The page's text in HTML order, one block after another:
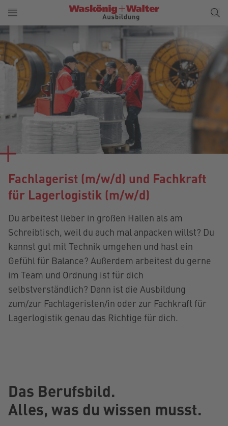
Fachlagerist (m/w/d) und Fachkraft
für Lagerlogistik (m/w/d)
Du arbeitest lieber in großen Hallen als am
Schreibtisch, weil du auch mal anpacken willst? Du
kannst gut mit Technik umgehen und hast ein
Gefühl für Balance? Außerdem arbeitest du gerne
im Team und Ordnung ist für dich
selbstverständlich? Dann ist die Ausbildung
zum/zur Fachlageristen/in oder zur Fachkraft für
Lagerlogistik genau das Richtige für dich.
Das Berufsbild.
Alles, was du wissen musst.